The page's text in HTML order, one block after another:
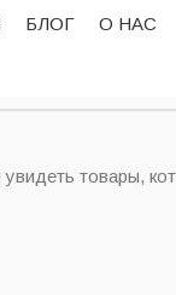
БЛОГ О НАС
увидеть товары,